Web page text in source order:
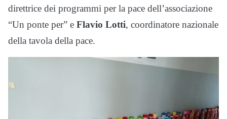
direttrice dei programmi per la pace dell’associazione
“Un ponte per” e Flavio Lotti, coordinatore nazionale
della tavola della pace.